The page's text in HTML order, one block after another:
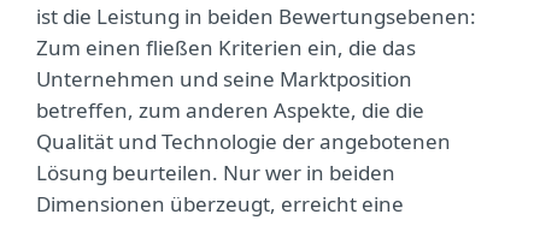
ist die Leistung in beiden Bewertungsebenen:
Zum einen fließen Kriterien ein, die das
Unternehmen und seine Marktposition
betreffen, zum anderen Aspekte, die die
Qualität und Technologie der angebotenen
Lösung beurteilen. Nur wer in beiden
Dimensionen überzeugt, erreicht eine